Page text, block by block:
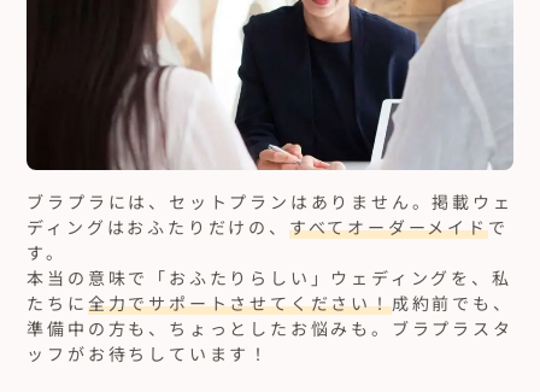
ブラプラには、セットプランはありません。掲載ウェ
ディングはおふたりだけの、 すべてオーダーメイドで
す。
本当の意味で「おふたりらしい」ウェディングを、私
たちに 全力でサポートさせてください！成約前でも、
準備中の方も、ちょっとしたお悩みも。ブラプラスタ
ッフがお待ちしています！